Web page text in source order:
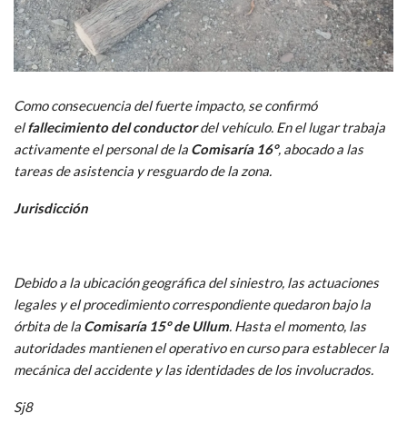
Como consecuencia del fuerte impacto, se confirmó
elfallecimiento del conductordel vehículo. En el lugar trabaja
activamente el personal de la Comisaría 16°, abocado a las
tareas de asistencia y resguardo de la zona.
Jurisdicción
Debido a la ubicación geográfica del siniestro, las actuaciones
legales y el procedimiento correspondiente quedaron bajo la
órbita de la Comisaría 15° de Ullum. Hasta el momento, las
autoridades mantienen el operativo en curso para establecer la
mecánica del accidente y las identidades de los involucrados.
Sj8